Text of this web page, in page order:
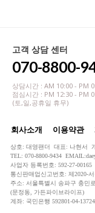
고객 상담 센터
070-8800-
상담시간 : AM 10:00 - PM
점심시간 : PM 12:30 - PM
(토,일,공휴일 휴무)
회사소개 이용약관
상호: 대영팬더 대표: 나현서
TEL: 070-8800-9434
사업자 등록번호: 592-27-00165
통신판매업신고번호: 제2020-
주소: 서울특별시 송파구 충민
(문정동, 가든파이브라이프)
계좌: 국민은행 592801-04-